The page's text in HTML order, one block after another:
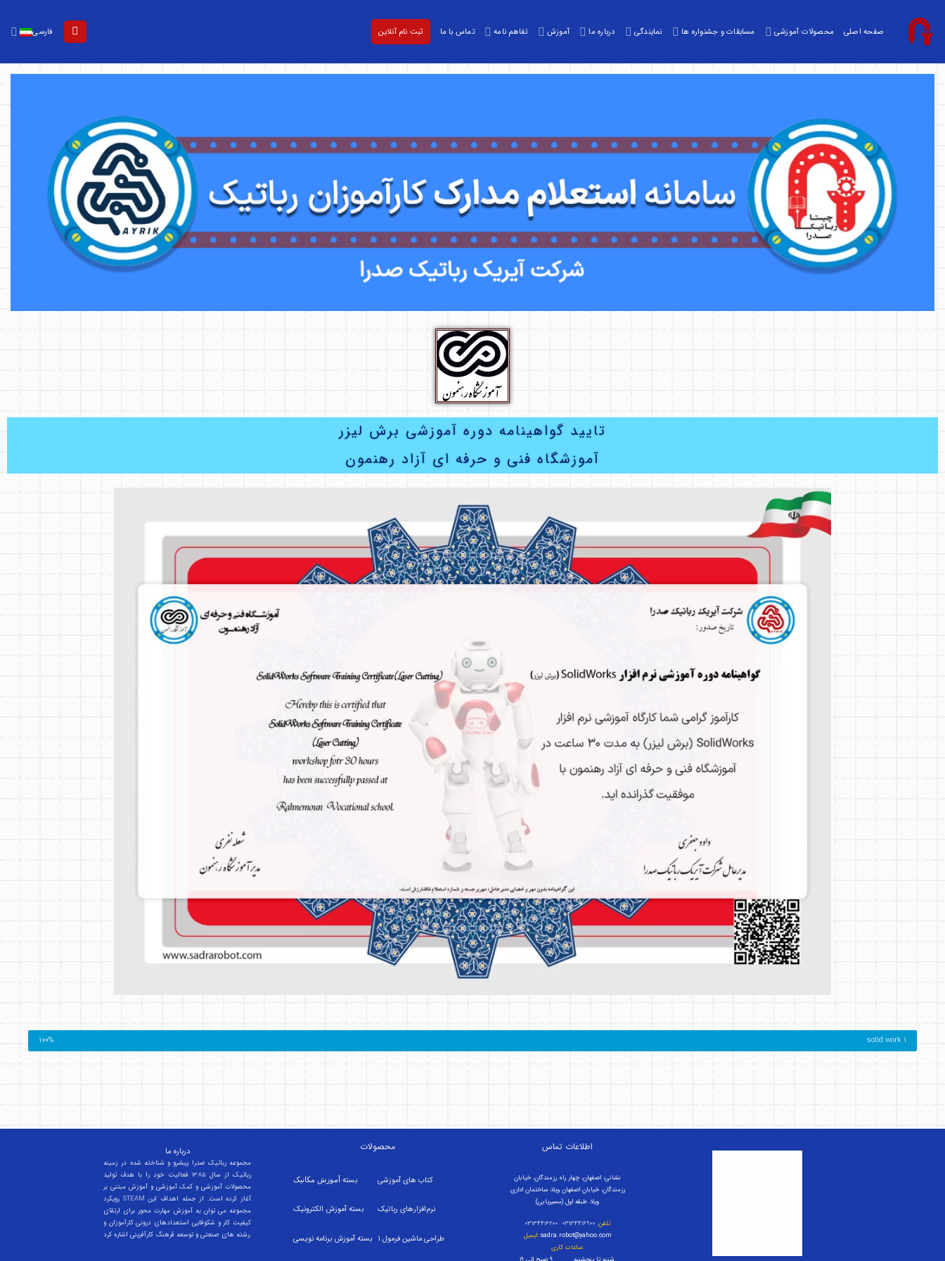
صفحه اصلی محصولات آموزشی مسابقات و جشنواره ها نمایندگی درباره ما آموزش تفاهم نامه تماس با ما ثبت نام آنلاین فارسی
تایید گواهینامه دوره آموزشی برش لیزر
آموزشگاه فنی و حرفه ای آزاد رهنمون
solid work 1
100%
درباره ما
مجموعه رباتیک صدرا پیشرو و شناخته شده در زمینه
رباتیک از سال 1385 فعالیت خود را با هدف تولید
محصولات آموزشی و کمک آموزشی و آموزش مبتنی بر
رویکرد STEAM آغاز کرده است. از جمله اهداف این
مجموعه می توان به آموزش مهارت محور برای ارتقای
کیفیت کار و شکوفایی استعدادهای درونی کارآموزان و
رشته های صنعتی و توسعه فرهنگ کارآفرینی اشاره کرد.
محصولات
بسته آموزش مکانیک
بستهآموزش الکترونیک
بستهآموزش برنامه نویسی
کتاب های آموزشی
نرم‌افزارهای رباتیک
طراحی ماشین فرمول
اطلاعات تماس
نشانی: اصفهان، چهار راه رزمندگان، خیابان
رزمندگان، خیابان اصفهان ویلا، ساختمان اداری
ویلا، طبقه اول (مسیریابی)
تلفن:
ایمیل: sadra.robot@yahoo.com
ساعات کاری: